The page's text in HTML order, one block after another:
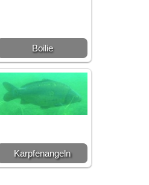
Boilie
Karpfenangeln